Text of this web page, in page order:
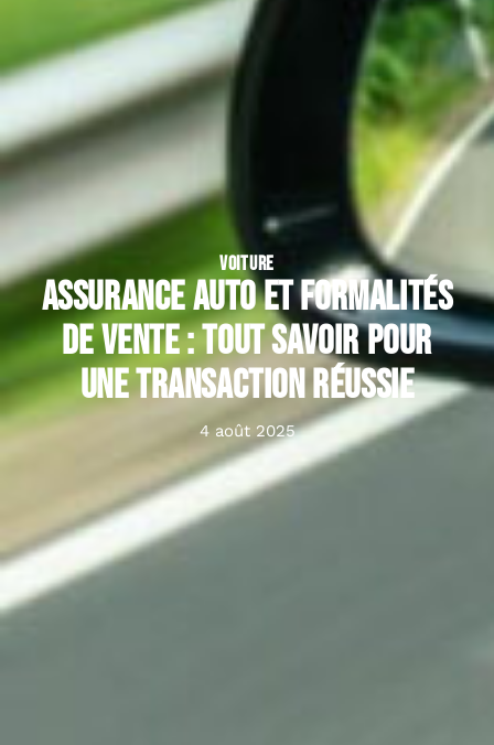
VOITURE
Assurance auto et formalités
de vente : tout savoir pour
une transaction réussie
4 août 2025